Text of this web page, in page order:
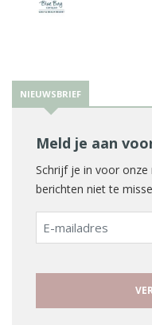
NIEUWSBRIEF
Meld je aan
Schrijf je in voor
berichten niet te
E-
mailadres